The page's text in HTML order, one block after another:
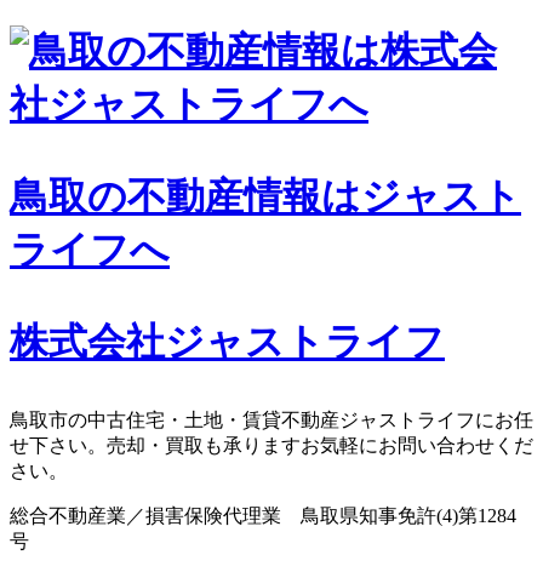
コ
テ
ン
ス
キ
ッ
プ
鳥取の不動産情報はジャスト
ライフへ
株式会社ジャストライフ
鳥取市の中古住宅・土地・賃貸不動産ジャストライフにお任
せ下さい。売却・買取も承りますお気軽にお問い合わせくだ
さい。
総合不動産業／損害保険代理業 鳥取県知事免許(4)第1284
号